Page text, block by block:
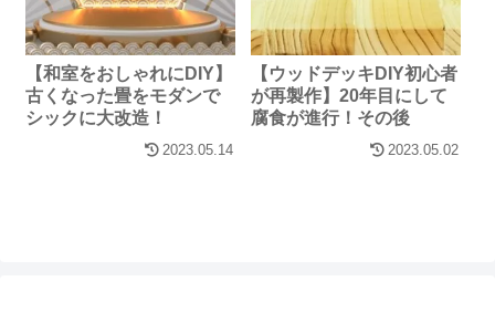
【和室をおしゃれにDIY】
古くなった畳をモダンで
シックに大改造！
2023.05.14
【ウッドデッキDIY初心者
が再製作】20年目にして
腐食が進行！その後
2023.05.02